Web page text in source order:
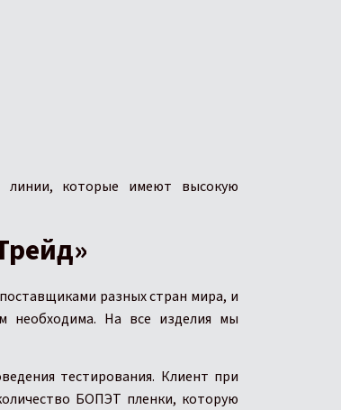
линии, которые имеют высокую
разных стран мира, и
необходима. На все изделия мы
тестирования. Клиент при
БОПЭТ пленки, которую